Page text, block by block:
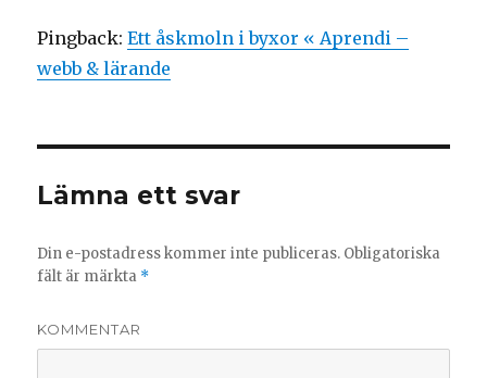
Pingback:Ett åskmoln i byxor « Aprendi –
webb & lärande
Lämna ett svar
Din e-postadress kommer inte publiceras. Obligatoriska
fält är märkta *
KOMMENTAR